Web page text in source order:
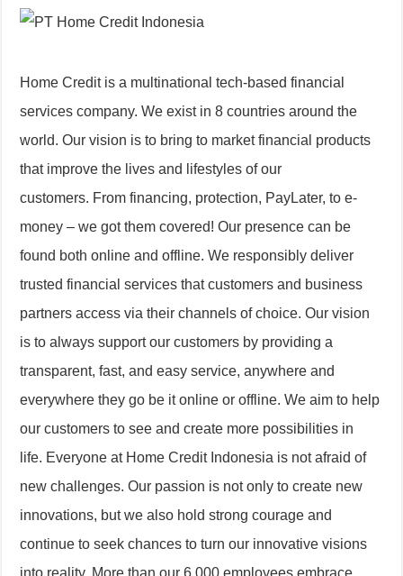
Home Credit is a multinational tech-based financial
services company. We exist in 8 countries around the
world. Our vision is to bring to market financial products
that improve the lives and lifestyles of our
customers. From financing, protection, PayLater, to e-
money – we got them covered! Our presence can be
found both online and offline. We responsibly deliver
trusted financial services that customers and business
partners access via their channels of choice. Our vision
is to always support our customers by providing a
transparent, fast, and easy service, anywhere and
everywhere they go be it online or offline. We aim to help
our customers to see and create more possibilities in
life. Everyone at Home Credit Indonesia is not afraid of
new challenges. Our passion is not only to create new
innovations, but we also hold strong courage and
continue to seek chances to turn our innovative visions
into reality. More than our 6.000 employees embrace